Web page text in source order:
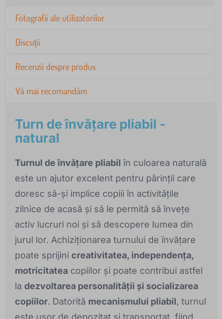
Fotografii ale utilizatorilor
Discuții
Recenzii despre produs
Vă mai recomandăm
Turn de învățare pliabil -
natural
Turnul de învățare pliabil în culoarea naturală
este un ajutor excelent pentru părinții care
doresc să-și implice copiii în activitățile
zilnice de acasă și să le permită să învețe
activ lucruri noi și să descopere lumea din
jurul lor. Achiziționarea turnului de învățare
poate sprijini creativitatea, independența,
motricitatea copiilor și poate contribui astfel
la dezvoltarea personalității și socializarea
copiilor. Datorită mecanismului pliabil, turnul
este ușor de depozitat și transportat, fiind